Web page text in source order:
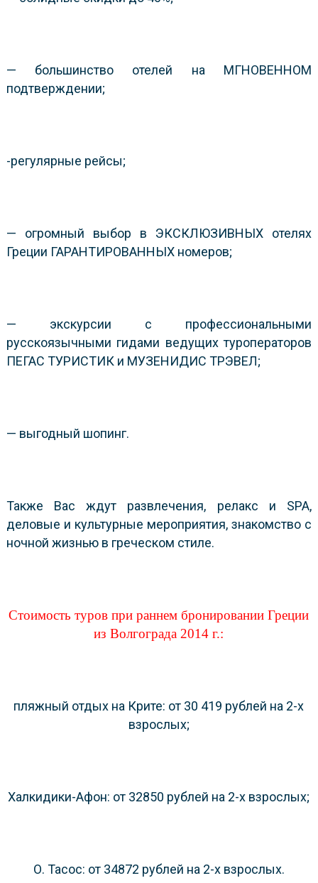
— большинство отелей на МГНОВЕННОМ
подтверждении;
-регулярные рейсы;
— огромный выбор в ЭКСКЛЮЗИВНЫХ отелях
Греции ГАРАНТИРОВАННЫХ номеров;
— экскурсии с профессиональными
русскоязычными гидами ведущих туроператоров
ПЕГАС ТУРИСТИК и МУЗЕНИДИС ТРЭВЕЛ;
— выгодный шопинг.
Также Вас ждут развлечения, релакс и SPA,
деловые и культурные мероприятия, знакомство с
ночной жизнью в греческом стиле.
Стоимость туров при раннем бронировании Греции
из Волгограда 2014 г.:
пляжный отдых на Крите: от 30 419 рублей на 2-х
взрослых;
Халкидики-Афон: от 32850 рублей на 2-х взрослых;
О. Тасос: от 34872 рублей на 2-х взрослых.